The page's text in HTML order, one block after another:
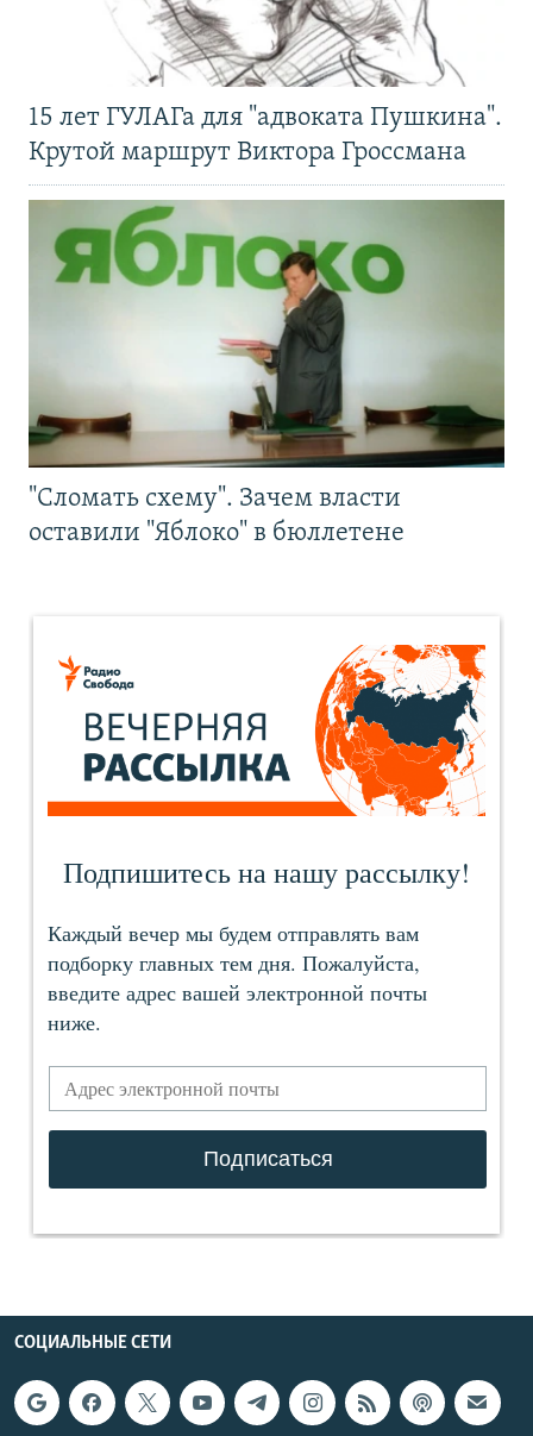
15 лет ГУЛАГа для "адвоката Пушкина".
Крутой маршрут Виктора Гроссмана
"Сломать схему". Зачем власти
оставили "Яблоко" в бюллетене
СОЦИАЛЬНЫЕ СЕТИ